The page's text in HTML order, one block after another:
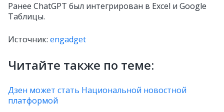
Ранее ChatGPT был интегрирован в Excel и Google
Таблицы.
Источник: engadget
Читайте также по теме:
Дзен может стать Национальной новостной
платформой